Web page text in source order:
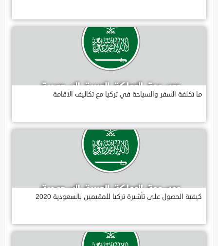
ما تكلفة السفر والسياحة في تركيا مع تكاليف الاقامة
كيفية الحصول على تأشيرة تركيا للمقيمين بالسعودية 2020